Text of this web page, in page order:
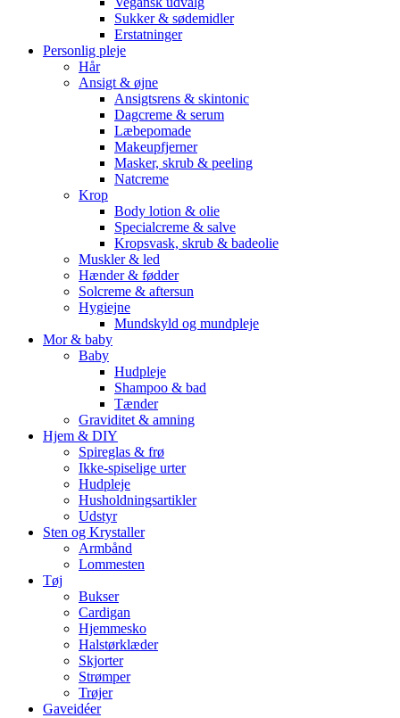
Sukker & sødemidler
Erstatninger
Personlig pleje
Hår
Ansigt & øjne
Ansigtsrens & skintonic
Dagcreme & serum
Læbepomade
Makeupfjerner
Masker, skrub & peeling
Natcreme
Krop
Body lotion & olie
Specialcreme & salve
Kropsvask, skrub & badeolie
Muskler & led
Hænder & fødder
Solcreme & aftersun
Hygiejne
Mundskyld og mundpleje
Mor & baby
Baby
Hudpleje
Shampoo & bad
Tænder
Graviditet & amning
Hjem & DIY
Spireglas & frø
Ikke-spiselige urter
Hudpleje
Husholdningsartikler
Udstyr
Sten og Krystaller
Armbånd
Lommesten
Tøj
Bukser
Cardigan
Hjemmesko
Halstørklæder
Skjorter
Strømper
Trøjer
Gaveidéer